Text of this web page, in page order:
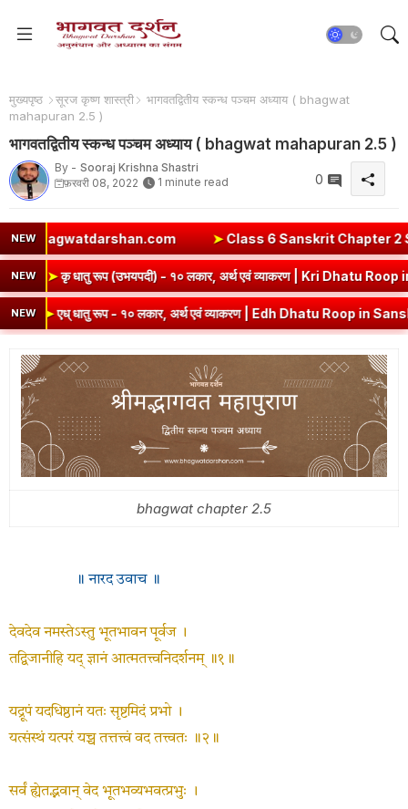
मुख्यपृष्ठ सूरज कृष्ण शास्त्री
भागवतद्वितीय स्कन्ध पञ्चम अध्याय ( bhagwat
mahapuran 2.5 )
भागवतद्वितीय स्कन्ध पञ्चम अध्याय ( bhagwat mahapuran 2.5 )
By - Sooraj Krishna Shastri
फ़रवरी 08, 2022
1 minute read 0
NEW ➤Class 6 Sanskrit Chapter 2 Solutions |
NEW
| कबीरदास ➤कृ धातु रूप (उभयपदी) - १० लकार, अर्थ एवं व्याकरण |
NEW
धातु रूप - १० लकार, अर्थ एवं व्याकरण | Edh Dhatu Roop in Sanskrit
bhagwat chapter 2.5
॥ नारद उवाच ॥
देवदेव नमस्तेऽस्तु भूतभावन पूर्वज ।
तद्विजानीहि यद् ज्ञानं आत्मतत्त्वनिदर्शनम् ॥१॥
यद्रूपं यदधिष्ठानं यतः सृष्टमिदं प्रभो ।
यत्संस्थं यत्परं यच्च तत्तत्त्वं वद तत्त्वतः ॥२॥
सर्वं ह्येतद्भवान् वेद भूतभव्यभवत्प्रभुः ।